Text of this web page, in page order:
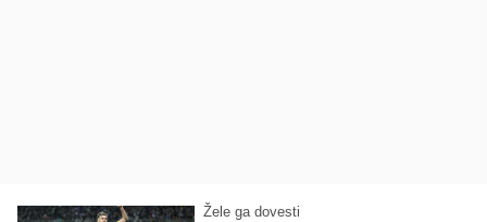
Žele ga dovesti